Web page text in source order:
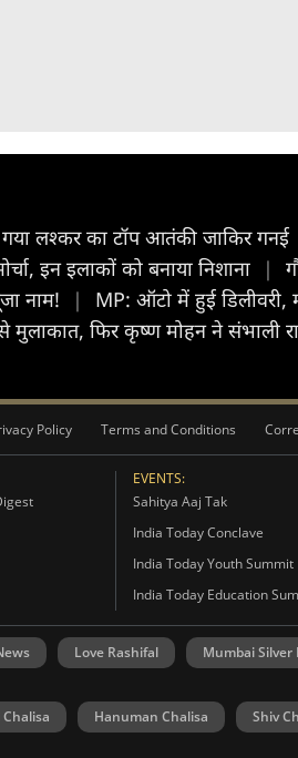
गया लश्कर का टॉप आतंकी जाकिर गनई
इन इलाकों को बनाया निशाना |
नाम! | MP: ऑटो में हुई डिलीवरी,
फिर कृष्ण मोहन ने संभाली
Policy Terms and Conditions
EVENTS:
Sahitya Aaj Tak
India Today Conclave
India Today Youth Summit
India Today Education
Love Rashifal Mumbai Silver
Hanuman Chalisa Shiv